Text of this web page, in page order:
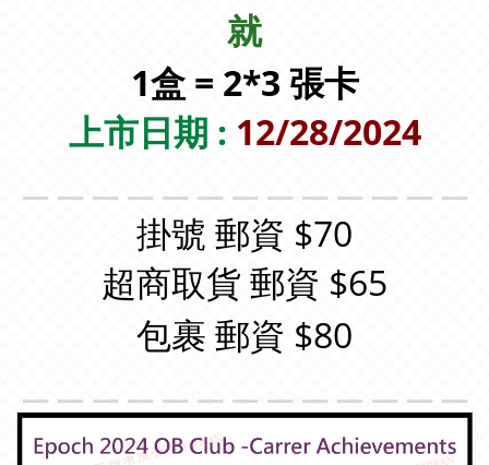
就
1盒 = 2*3 張卡
上市日期 : 12/28/2024
掛號 郵資 $70
超商取貨 郵資 $65
包裹 郵資 $80